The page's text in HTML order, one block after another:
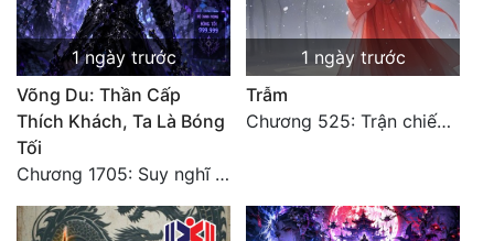
1 ngày trước
Võng Du: Thần Cấp
Thích Khách, Ta Là Bóng
Tối
Chương 1705: Suy nghĩ sinh tồn của Vô Danh Tuyết!
1 ngày trước
Trẫm
Chương 525: Trận chiến tấn công phòng thủ Macao (2)